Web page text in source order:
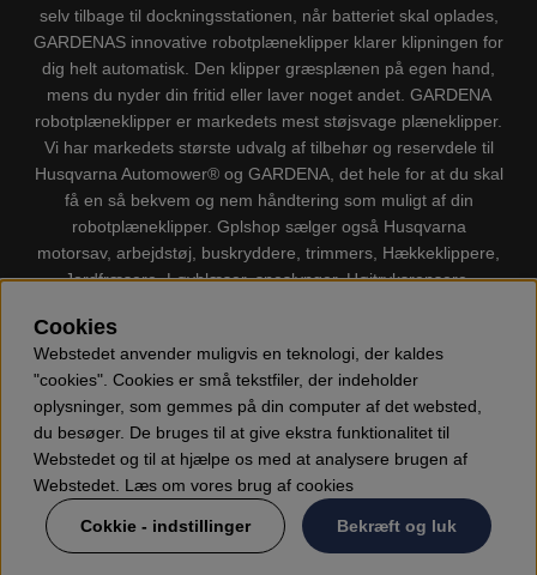
selv tilbage til dockningsstationen, når batteriet skal oplades,
GARDENAS innovative robotplæneklipper klarer klipningen for
dig helt automatisk. Den klipper græsplænen på egen hand,
mens du nyder din fritid eller laver noget andet. GARDENA
robotplæneklipper er markedets mest støjsvage plæneklipper.
Vi har markedets største udvalg af tilbehør og reservdele til
Husqvarna Automower® og GARDENA, det hele for at du skal
få en så bekvem og nem håndtering som muligt af din
robotplæneklipper. Gplshop sælger også Husqvarna
motorsav, arbejdstøj, buskryddere, trimmers, Hækkeklippere,
Jordfræsere, Løvblæser, sneslynger, Højtryksrensere,
Cookies
Webstedet anvender muligvis en teknologi, der kaldes
"cookies". Cookies er små tekstfiler, der indeholder
oplysninger, som gemmes på din computer af det websted,
du besøger. De bruges til at give ekstra funktionalitet til
Webstedet og til at hjælpe os med at analysere brugen af
Webstedet. Læs om vores brug af cookies
Cokkie - indstillinger Bekræft og luk